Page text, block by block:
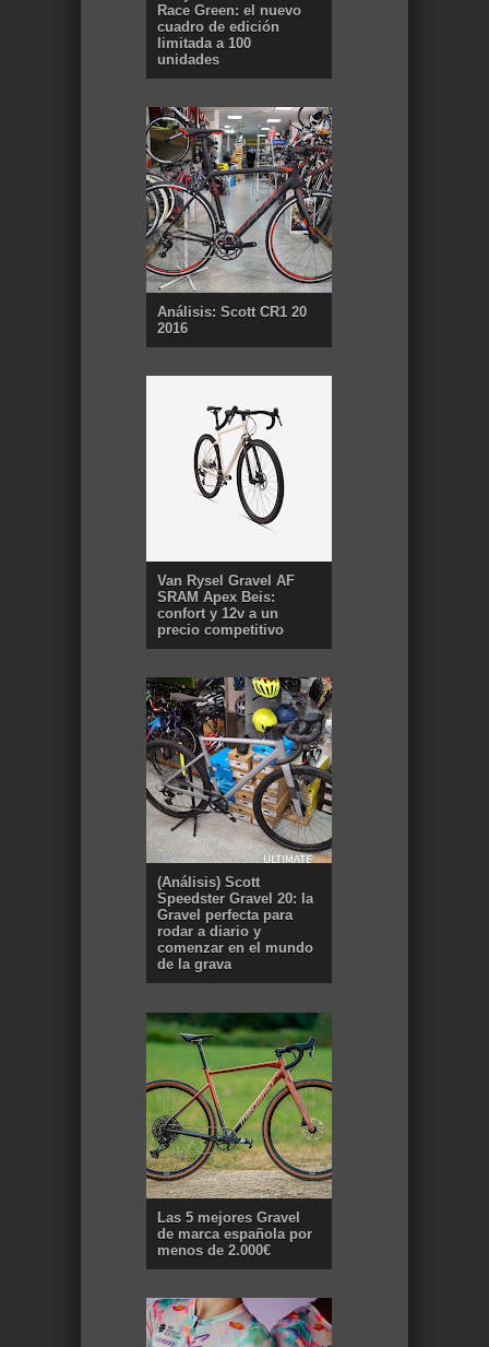
Race Green: el nuevo
cuadro de edición
limitada a 100
unidades
Análisis: Scott CR1 20
2016
Van Rysel Gravel AF
SRAM Apex Beis:
confort y 12v a un
precio competitivo
(Análisis) Scott
Speedster Gravel 20: la
Gravel perfecta para
rodar a diario y
comenzar en el mundo
de la grava
Las 5 mejores Gravel
de marca española por
menos de 2.000€